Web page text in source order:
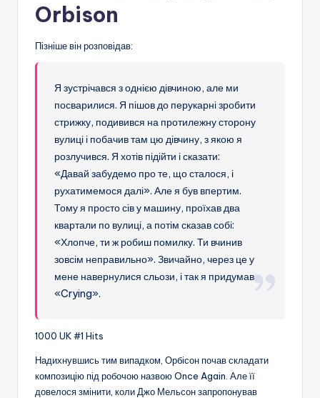
Orbison
Пізніше він розповідав:
Я зустрічався з однією дівчиною, але ми
посварилися. Я пішов до перукарні зробити
стрижку, подивився на протилежну сторону
вулиці і побачив там цю дівчину, з якою я
розлучився. Я хотів підійти і сказати:
«Давай забудемо про те, що сталося, і
рухатимемося далі». Але я був впертим.
Тому я просто сів у машину, проїхав два
квартали по вулиці, а потім сказав собі:
«Хлопче, ти ж робиш помилку. Ти вчинив
зовсім неправильно». Звичайно, через це у
мене навернулися сльози, і так я придумав
«Crying».
1000 UK #1 Hits
Надихнувшись тим випадком, Орбісон почав складати
композицію під робочою назвою Once Again. Але її
довелося змінити, коли Джо Мельсон запропонував